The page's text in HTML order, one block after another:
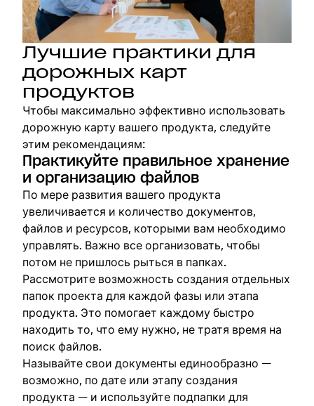
Лучшие практики для
дорожных карт
продуктов
Чтобы максимально эффективно использовать
дорожную карту вашего продукта, следуйте
этим рекомендациям:
Практикуйте правильное хранение
и организацию файлов
По мере развития вашего продукта
увеличивается и количество документов,
файлов и ресурсов, которыми вам необходимо
управлять. Важно все организовать, чтобы
потом не пришлось рыться в папках.
Рассмотрите возможность создания отдельных
папок проекта для каждой фазы или этапа
продукта. Это помогает каждому быстро
находить то, что ему нужно, не тратя время на
поиск файлов.
Называйте свои документы единообразно —
возможно, по дате или этапу создания
продукта — и используйте подпапки для